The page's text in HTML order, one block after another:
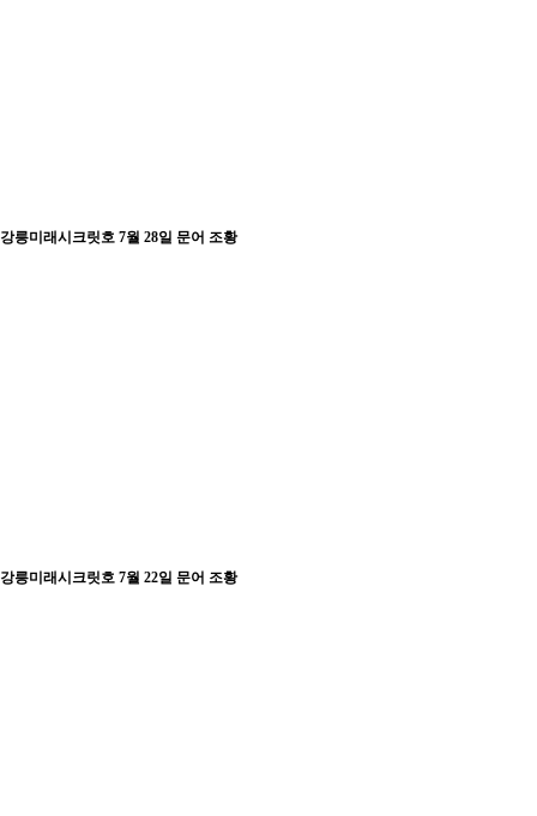
강릉미래시크릿호 7월 28일 문어 조황
강릉미래시크릿호 7월 22일 문어 조황